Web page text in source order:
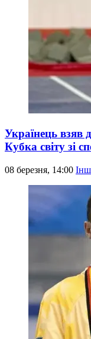
Українець взяв
Кубка світу зі
08 березня, 14:00